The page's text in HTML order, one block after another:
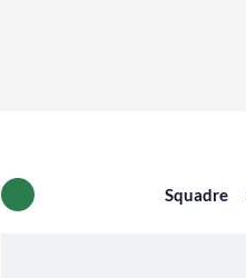
Squadre